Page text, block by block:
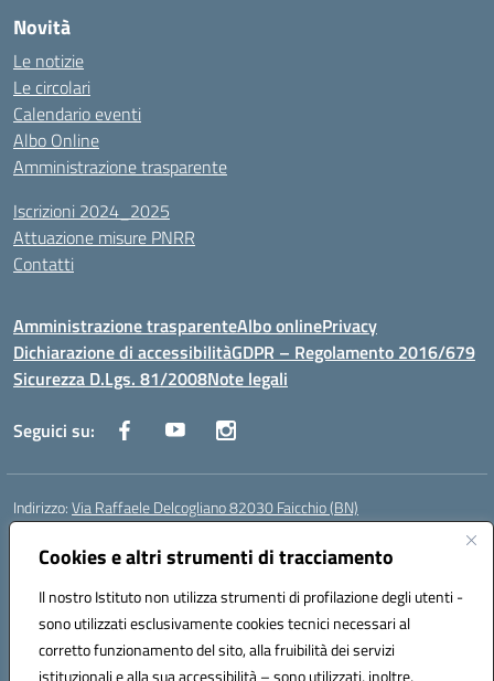
Cookies e altri strumenti di tracciamento
Il nostro Istituto non utilizza strumenti di profilazione degli utenti -
sono utilizzati esclusivamente cookies tecnici necessari al
corretto funzionamento del sito, alla fruibilità dei servizi
istituzionali e alla sua accessibilità – sono utilizzati, inoltre,
Novità
Le notizie
Le circolari
Calendario eventi
Albo Online
Amministrazione trasparente
Iscrizioni 2024_2025
Attuazione misure PNRR
Contatti
Amministrazione trasparenteAlbo onlinePrivacy
Dichiarazione di accessibilitàGDPR – Regolamento 2016/679
Sicurezza D.Lgs. 81/2008Note legali
Seguici su:
Indirizzo:Via Raffaele Delcogliano 82030 Faicchio (BN)
Centralino:
Posta elettronica certificata (PEC):bnis02300v@pec.istruzione.it
Codice fiscale: 90003320620
Codice meccanografico:BNIS02300V
Codice Indice delle Pubbliche Amministrazioni (IPA): istsc_bnis02300v
Codice unico di fatturazione (CUF): UFQEG8